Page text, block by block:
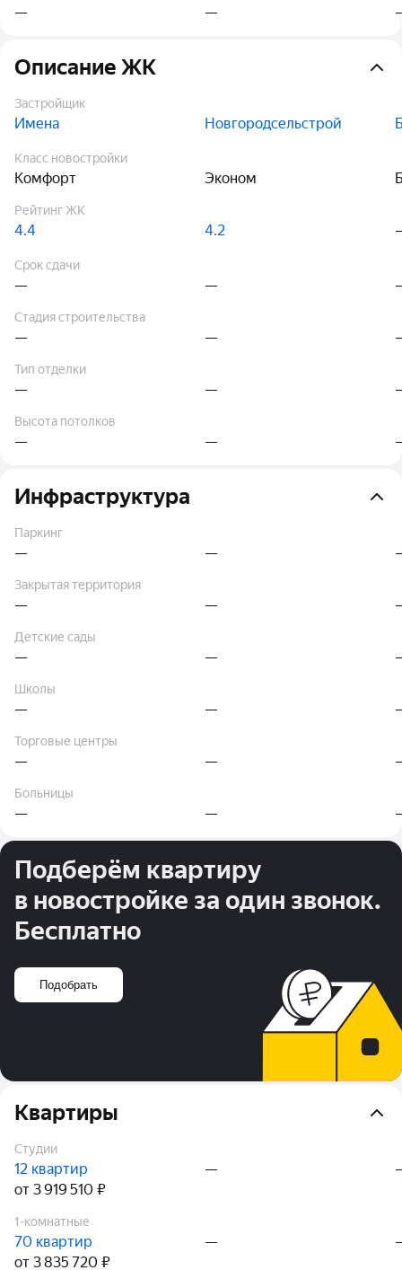
— —
Описание ЖК
Застройщик
Имена Новгородсельстрой
Класс новостройки
Комфорт Эконом
Рейтинг ЖК
4.4 4.2
Срок сдачи
— —
Стадия строительства
— —
Тип отделки
— —
Высота потолков
— —
Инфраструктура
Паркинг
— —
Закрытая территория
— —
Детские сады
— —
Школы
— —
Торговые центры
— —
Больницы
— —
Подберём квартиру
в новостройке за один звонок.
Бесплатно
Подобрать
Квартиры
Студии
12 квартир
от 3 919 510 ₽
—
1-комнатные
70 квартир
от 3 835 720 ₽
—